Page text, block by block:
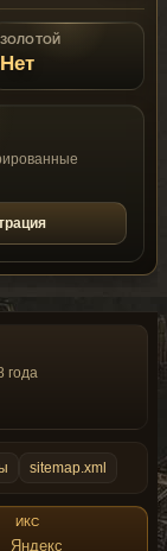
ЗОЛОТОЙ
Нет
года
sitemap.xml
ИКС